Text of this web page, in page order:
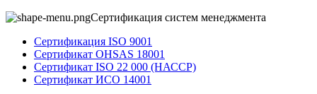
Сертификация систем менеджмента
Сертификация ISO 9001
Сертификат OHSAS 18001
Сертификат ISO 22 000 (НАССР)
Сертификат ИСО 14001